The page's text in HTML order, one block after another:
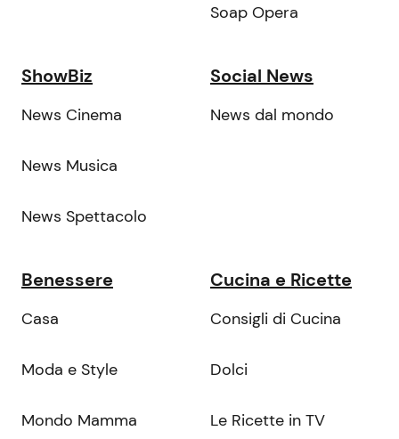
Soap Opera
ShowBiz
News Cinema
News Musica
News Spettacolo
Social News
News dal mondo
Benessere
Casa
Moda e Style
Mondo Mamma
Cucina e Ricette
Consigli di Cucina
Dolci
Le Ricette in TV